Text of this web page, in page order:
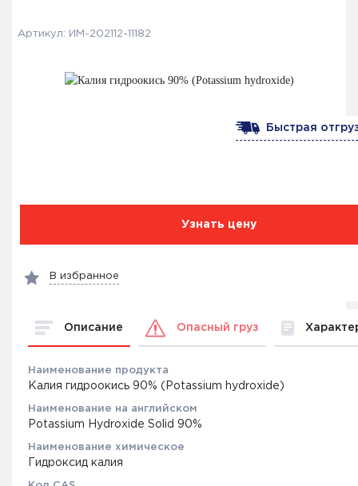
Артикул: ИМ-202112-11182
Быстрая
Узнать цену
В избранное
Описание Опасный груз
Наименование продукта
Калия гидроокись 90% (Potassium hydroxide)
Наименование на английском
Potassium Hydroxide Solid 90%
Наименование химическое
Гидроксид калия